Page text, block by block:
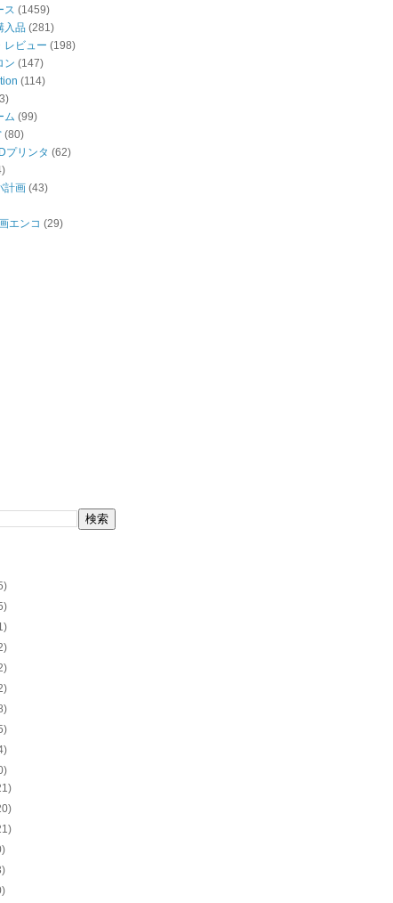
ス (1459)
入品 (281)
レビュー (198)
ン (147)
(114)
ム (99)
(80)
プリンタ (62)
計画 (43)
エンコ (29)